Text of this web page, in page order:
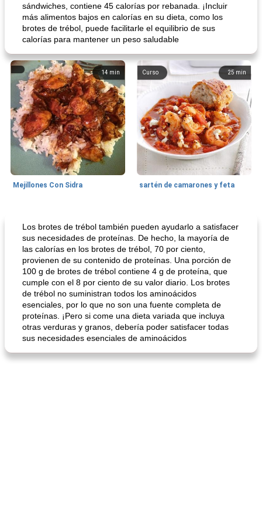
sándwiches, contiene 45 calorías por rebanada. ¡Incluir
más alimentos bajos en calorías en su dieta, como los
brotes de trébol, puede facilitarle el equilibrio de sus
calorías para mantener un peso saludable
14 min
Mejillones Con Sidra
25 min
Curso
sartén de camarones y feta
sopa de lentejas negras del chef john
Los brotes de trébol también pueden ayudarlo a satisfacer
sus necesidades de proteínas. De hecho, la mayoría de
las calorías en los brotes de trébol, 70 por ciento,
provienen de su contenido de proteínas. Una porción de
100 g de brotes de trébol contiene 4 g de proteína, que
cumple con el 8 por ciento de su valor diario. Los brotes
de trébol no suministran todos los aminoácidos
esenciales, por lo que no son una fuente completa de
proteínas. ¡Pero si come una dieta variada que incluya
otras verduras y granos, debería poder satisfacer todas
sus necesidades esenciales de aminoácidos